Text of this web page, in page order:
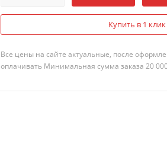
Купить в 1 клик
Все цены на сайте актуальные, после
оплачивать Минимальная сумма заказа 20